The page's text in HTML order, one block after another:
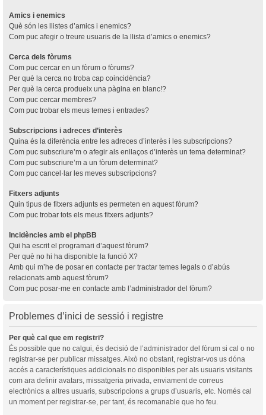
Amics i enemics
Què són les llistes d’amics i enemics?
Com puc afegir o treure usuaris de la llista d’amics o enemics?
Cerca dels fòrums
Com puc cercar en un fòrum o fòrums?
Per què la cerca no troba cap coincidència?
Per què la cerca produeix una pàgina en blanc!?
Com puc cercar membres?
Com puc trobar els meus temes i entrades?
Subscripcions i adreces d’interès
Quina és la diferència entre les adreces d’interès i les subscripcions?
Com puc subscriure’m o afegir als enllaços d’interès un tema determinat?
Com puc subscriure’m a un fòrum determinat?
Com puc cancel·lar les meves subscripcions?
Fitxers adjunts
Quin tipus de fitxers adjunts es permeten en aquest fòrum?
Com puc trobar tots els meus fitxers adjunts?
Incidències amb el phpBB
Qui ha escrit el programari d’aquest fòrum?
Per què no hi ha disponible la funció X?
Amb qui m’he de posar en contacte per tractar temes legals o d’abús
relacionats amb aquest fòrum?
Com puc posar-me en contacte amb l’administrador del fòrum?
Problemes d’inici de sessió i registre
Per què cal que em registri?
És possible que no calgui, és decisió de l’administrador del fòrum si cal o no
registrar-se per publicar missatges. Això no obstant, registrar-vos us dóna
accés a característiques addicionals no disponibles per als usuaris visitants
com ara definir avatars, missatgeria privada, enviament de correus
electrònics a altres usuaris, subscripcions a grups d’usuaris, etc. Només cal
un moment per registrar-se, per tant, és recomanable que ho feu.